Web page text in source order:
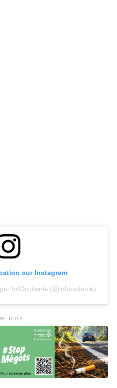
sur Instagram
InfOccitanie (@infoccitanie)